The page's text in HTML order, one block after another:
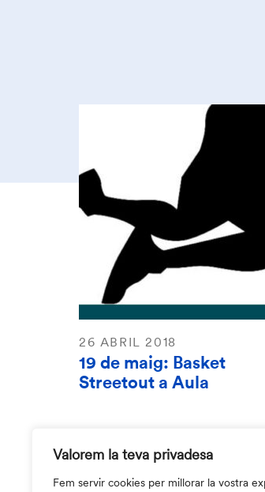
Valorem la teva privadesa
Fem servir cookies per millorar la vostra
26 ABRIL 2018
19 de maig: Basket
Streetout a Aula